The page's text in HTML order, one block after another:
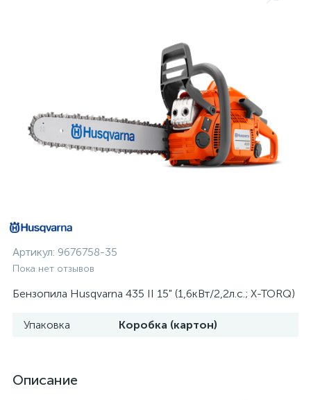
Артикул: 9676758-35
Пока нет отзывов
Бензопила Husqvarna 435 II 15" (1,6кВт/2,2л.с.; X-TORQ)
Упаковка Коробка (картон)
Описание